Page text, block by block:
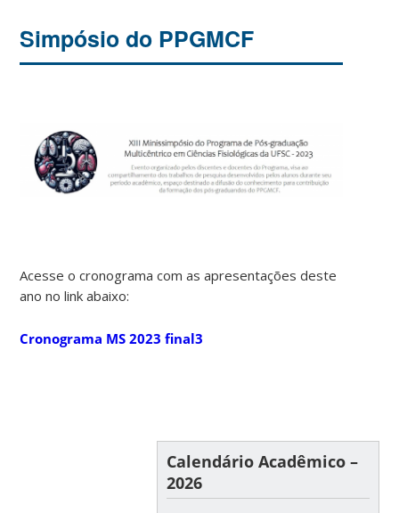
Simpósio do PPGMCF
Acesse o cronograma com as apresentações deste
ano no link abaixo:
Cronograma MS 2023 final3
Calendário Acadêmico –
2026